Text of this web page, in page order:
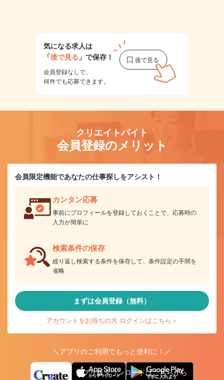
1
気になる求人は
「後で見る 」で保存！
会員登録なしで、
何件でも応募できます。
クリエイトバイト
会員登録のメリット
会員限定機能であなたの仕事探しをアシスト！
カンタン応募
事前にプロフィールを登録しておくことで、応募時の
入力が簡単に
検索条件の保存
繰り返し検索する条件を保存して、条件設定の手間を
省略
まずは会員登録（無料）
アカウントをお持ちの方 ログインはこちら＞
＼アプリのご利用でもっと便利に！／
アプリ版ダウンロードはこちらから